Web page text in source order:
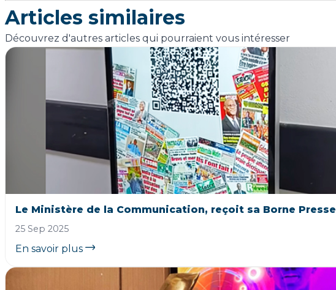
Articles similaires
Découvrez d'autres articles qui pourraient vous intéresser
Le Ministère de la Communication, reçoit sa Borne Presse
25 Sep 2025
En savoir plus